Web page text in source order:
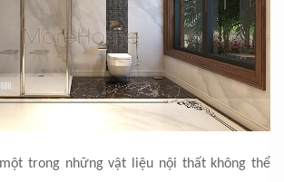
trong những vật liệu nội thất không thể